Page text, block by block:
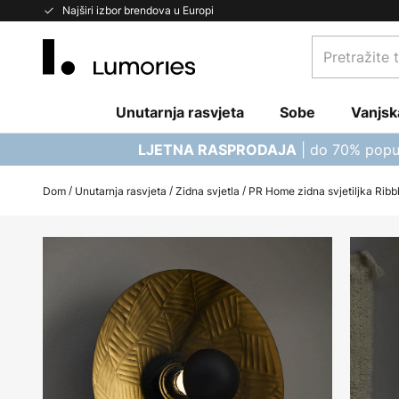
Najširi izbor brendova u Europi
Skip
Pretražite
trgovinu...
Unutarnja rasvjeta Sobe
LJETNA RASPRODAJA | do 70%
Dom Unutarnja rasvjeta Zidna svjetla PR Home zidna svjetiljka